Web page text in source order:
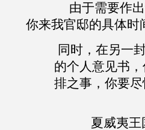
由于需要作出许
你来我官邸的具体时
同时，在另一
的个人意见书
排之事，你要尽
夏威夷王国